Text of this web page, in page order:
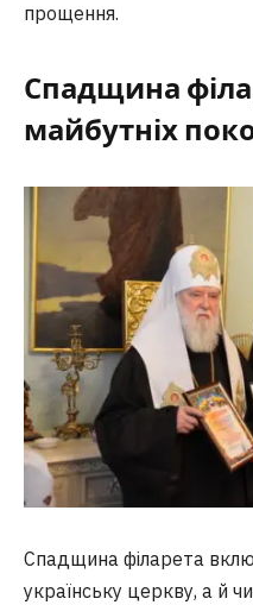
прощення.
Спадщина
майбутніх
Спадщина філарета
українську церкву, а й